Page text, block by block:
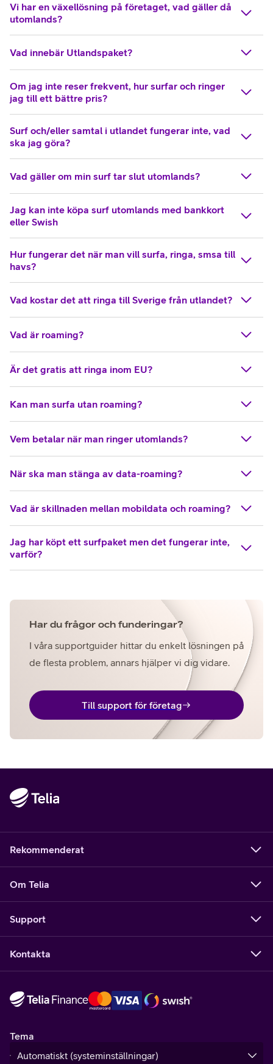
Vi har en växellösning på företaget, vad gäller då
utomlands?
Vad innebär Utlandspaket?
Om jag inte reser frekvent, hur surfar och ringer
jag till ett bättre pris?
Surf och/eller samtal i utlandet fungerar inte, vad
ska jag göra?
Vad gäller om min surf tar slut utomlands?
Jag kan inte köpa surf utomlands med bankkort
eller Swish
Hur fungerar det när man vill surfa, ringa, smsa till
havs?
Vad kostar det att ringa till Sverige från utlandet?
Vad är roaming?
Är det gratis att ringa inom EU?
Kan man surfa utan roaming?
Vem betalar när man ringer utomlands?
När ska man stänga av data-roaming?
Vad är skillnaden mellan mobildata och roaming?
Jag har köpt ett surfpaket men det fungerar inte,
varför?
Har du frågor och funderingar?
I våra supportguider hittar du enkelt lösningen på
de flesta problem, annars hjälper vi dig vidare.
Till support för företag
Rekommenderat
Om Telia
Support
Kontakta
Tema